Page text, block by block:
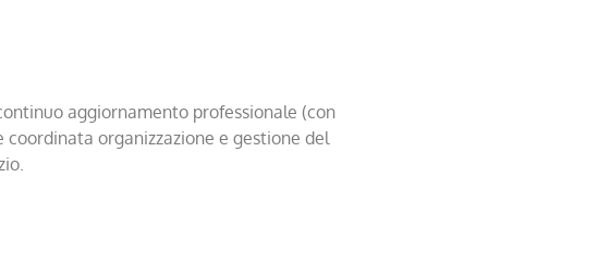
aggiornamento professionale (con
organizzazione e gestione del